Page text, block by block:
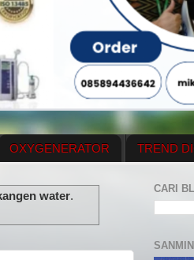
OXYGENERATOR TREND
water.
CARI